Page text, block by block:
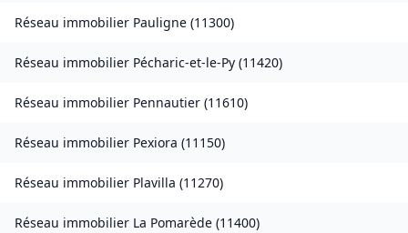
Réseau immobilier Pauligne (11300)
Réseau immobilier Pécharic-et-le-Py (11420)
Réseau immobilier Pennautier (11610)
Réseau immobilier Pexiora (11150)
Réseau immobilier Plavilla (11270)
Réseau immobilier La Pomarède (11400)